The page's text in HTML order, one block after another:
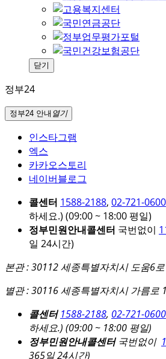
닫기
정부24
정부24 안내 열기
인스타그램
엑스
카카오스토리
네이버블로그
콜센터 1588-2188, 02-721-0600
하세요.) (09:00 ~ 18:00 평일)
정부민원안내콜센터 국번없이
일 24시간)
본관 : 30112 세종특별자치시 도움6
별관 : 30116 세종특별자치시 가름로
콜센터 1588-2188, 02-721-0600
하세요.) (09:00 ~ 18:00 평일)
정부민원안내콜센터국번없이
365일 24시간)